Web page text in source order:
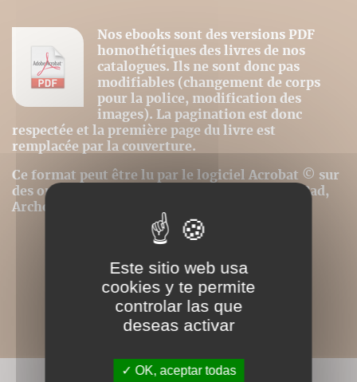
Nos ebooks sont des versions PDF
homothétiques des livres de nos
catalogues. Ils ne sont donc pas
modifiables (changement de corps
pour la police, modification des
images). La pagination est donc
respectée et la première page du livre est
remplacée par la couverture.
Ce format peut être lu par le logiciel Acrobat © sur
des ordinateurs ou tablettes tactiles de type iPad,
Archos, Asus ou autres.
Este sitio web usa
cookies y te permite
controlar las que
deseas activar
OK, aceptar todas